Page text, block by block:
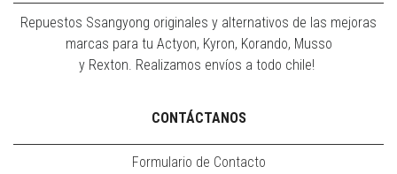
Repuestos Ssangyong originales y alternativos de las mejoras
marcas para tu Actyon, Kyron, Korando, Musso
y Rexton. Realizamos envíos a todo chile!
CONTÁCTANOS
Formulario de Contacto